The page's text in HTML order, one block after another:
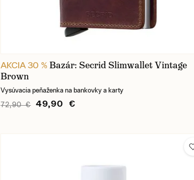
AKCIA 30 %Bazár: Secrid Slimwallet Vintage
Brown
Vysúvacia peňaženka na bankovky a karty
72,90 € 49,90 €